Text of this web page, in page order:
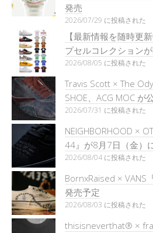
発売
2026/07/29 に投稿された
【最新情報を随時更
プセルコレクション
2026/08/05 に投稿された
Travis Scott × The
SHOE、ACG MOC が
2026/07/31 に投稿された
NEIGHBORHOOD ×
44』が8月7日（金）
2026/08/04 に投稿された
BornxRaised × VANS
発売予定
2026/08/03 に投稿された
thisisneverthat® ×